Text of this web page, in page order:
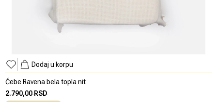
Dodaj u korpu
Ćebe Ravena bela topla nit
2.790,00 RSD